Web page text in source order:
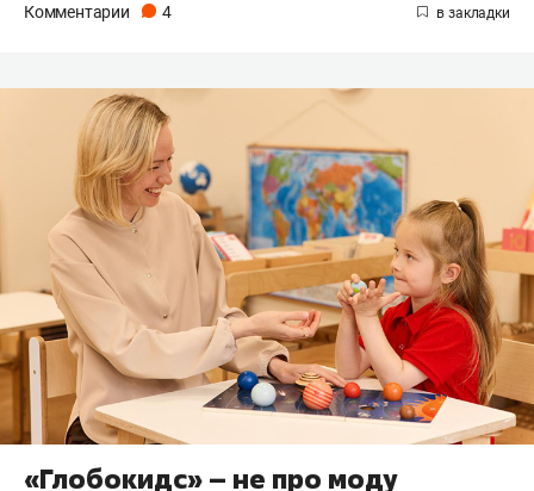
Комментарии 4
«Глобокидс» – не про моду